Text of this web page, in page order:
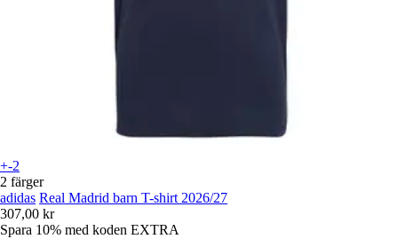
+-2
2 färger
adidas Real Madrid barn T-shirt 2026/27
307,00 kr
Spara 10% med koden EXTRA